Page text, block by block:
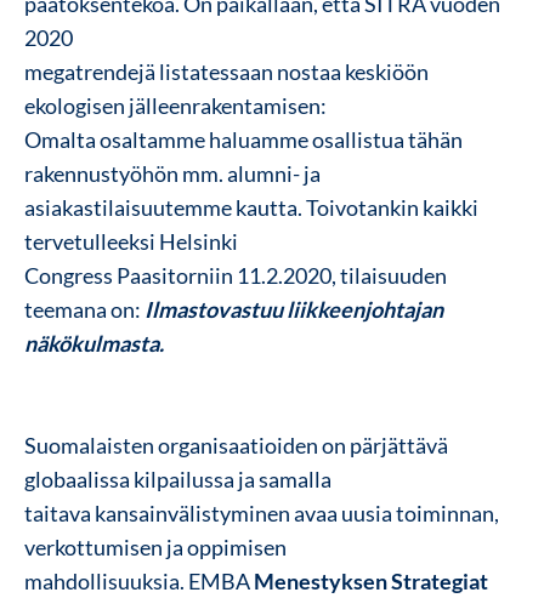
2020
megatrendejä listatessaan nostaa keskiöön
ekologisen jälleenrakentamisen:
Omalta osaltamme haluamme osallistua tähän
rakennustyöhön mm. alumni- ja
asiakastilaisuutemme kautta. Toivotankin kaikki
tervetulleeksi Helsinki
Congress Paasitorniin 11.2.2020, tilaisuuden
teemana on: Ilmastovastuu liikkeenjohtajan
näkökulmasta.
Suomalaisten organisaatioiden on pärjättävä
globaalissa kilpailussa ja samalla
taitava kansainvälistyminen avaa uusia toiminnan,
verkottumisen ja oppimisen
mahdollisuuksia. EMBAMenestyksen Strategiat